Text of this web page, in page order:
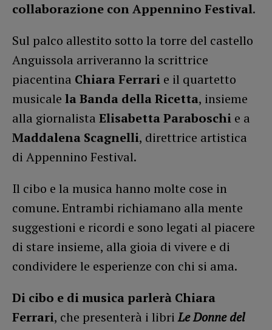
collaborazione con Appennino Festival.
Sul palco allestito sotto la torre del castello
Anguissola arriveranno la scrittrice
piacentina Chiara Ferrari e il quartetto
musicale la Banda della Ricetta, insieme
alla giornalista Elisabetta Paraboschi e a
Maddalena Scagnelli, direttrice artistica
di Appennino Festival.
Il cibo e la musica hanno molte cose in
comune. Entrambi richiamano alla mente
suggestioni e ricordi e sono legati al piacere
di stare insieme, alla gioia di vivere e di
condividere le esperienze con chi si ama.
Di cibo e di musica parlerà Chiara
Ferrari, che presenterà i libriLe Donne del